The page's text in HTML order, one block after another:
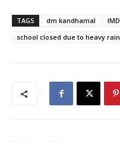
TAGS dm kandhamal IMD
school closed due to heavy rain